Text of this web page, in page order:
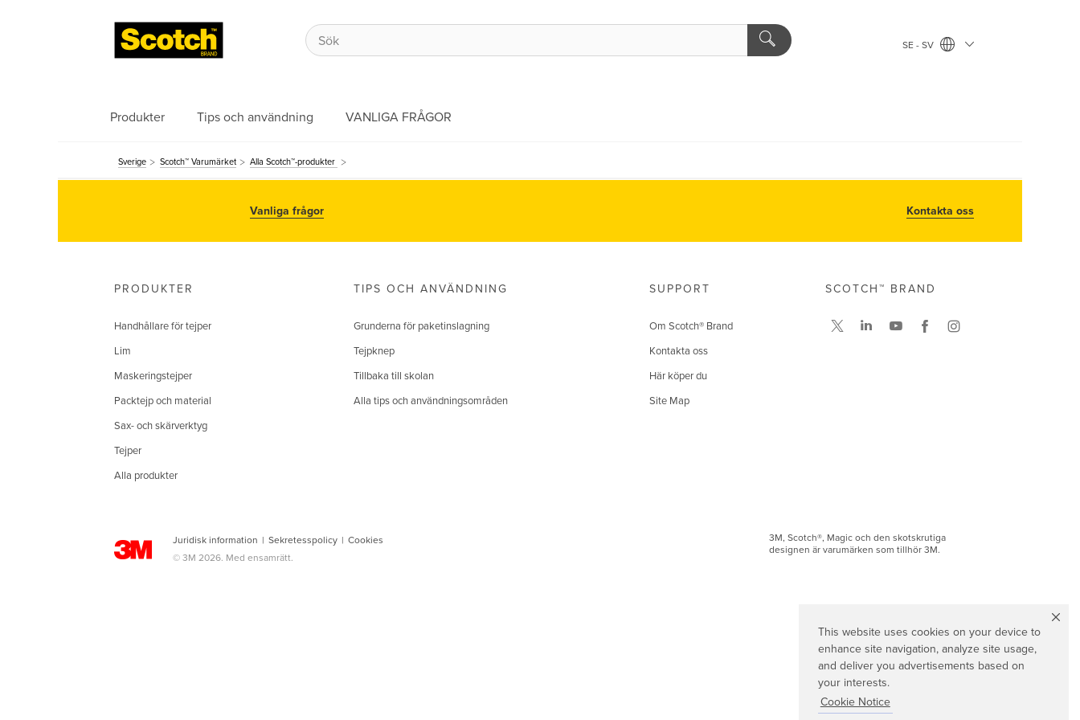
This website uses cookies on your device to
enhance site navigation, analyze site usage,
and deliver you advertisements based on
your interests.
Cookie Notice
SE - SV
Produkter Tips och användning VANLIGA FRÅGOR
Sverige Scotch™ Varumärket Alla Scotch™-produkter
Vanliga frågor Kontakta oss
PRODUKTER
Handhållare för tejper
Lim
Maskeringstejper
Packtejp och material
Sax- och skärverktyg
Tejper
Alla produkter
TIPS OCH ANVÄNDNING
Grunderna för paketinslagning
Tejpknep
Tillbaka till skolan
Alla tips och användningsområden
SUPPORT
Om Scotch® Brand
Kontakta oss
Här köper du
Site Map
Juridisk information | Sekretesspolicy | Cookies
© 3M 2026. Med ensamrätt.
SCOTCH™ BRAND
3M, Scotch®, Magic och den skotskrutiga
designen är varumärken som tillhör 3M.